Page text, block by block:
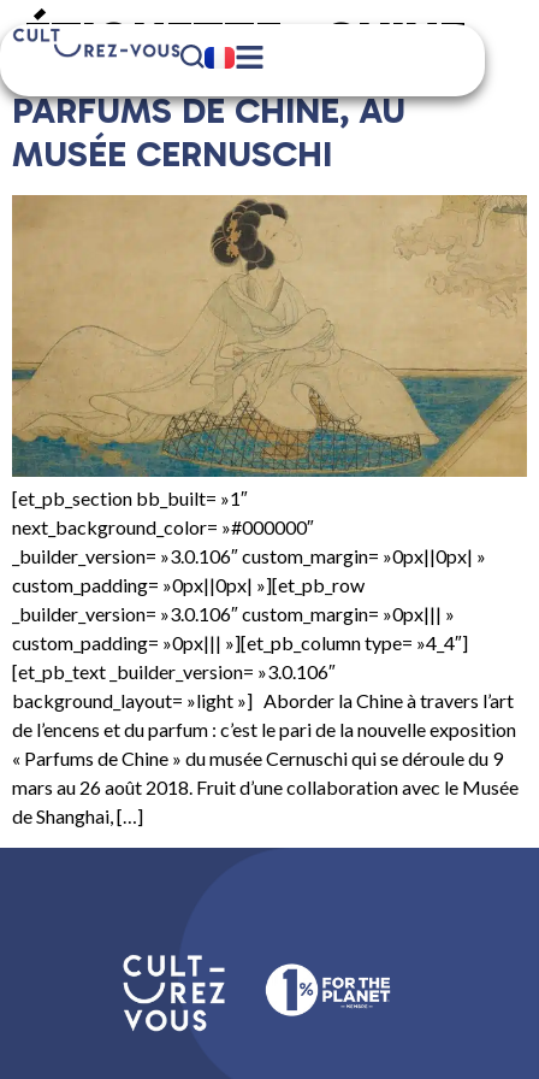
ÉTIQUETTE : CHINE
PARFUMS DE CHINE, AU
MUSÉE CERNUSCHI
[et_pb_section bb_built= »1″
next_background_color= »#000000″
_builder_version= »3.0.106″ custom_margin= »0px||0px| »
custom_padding= »0px||0px| »][et_pb_row
_builder_version= »3.0.106″ custom_margin= »0px||| »
custom_padding= »0px||| »][et_pb_column type= »4_4″]
[et_pb_text _builder_version= »3.0.106″
background_layout= »light »] Aborder la Chine à travers l’art
de l’encens et du parfum : c’est le pari de la nouvelle exposition
« Parfums de Chine » du musée Cernuschi qui se déroule du 9
mars au 26 août 2018. Fruit d’une collaboration avec le Musée
de Shanghai, […]